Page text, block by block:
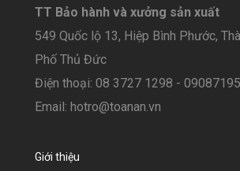
TT Bảo hành và xưởng sản xuất
549 Quốc lộ 13, Hiệp Bình Phước,
Phố Thủ Đức
Điện thoại: 08 3727 1298 -
Email: hotro@toanan.vn
Giới thiệu